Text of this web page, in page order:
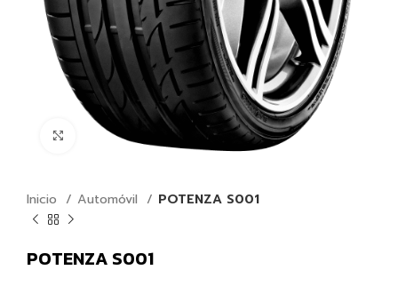
Click para agrandar
Inicio Automóvil POTENZA S001
POTENZA S001